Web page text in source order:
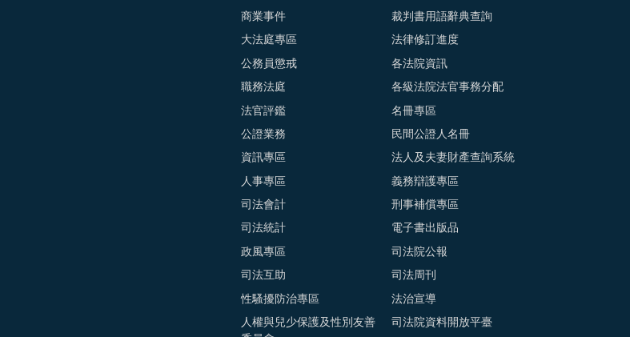
商業事件
大法庭專區
公務員懲戒
職務法庭
法官評鑑
公證業務
資訊專區
人事專區
司法會計
司法統計
政風專區
司法互助
性騷擾防治專區
人權與兒少保護及性別友善
裁判書用語辭典查詢
法律修訂進度
各法院資訊
各級法院法官事務分配
名冊專區
民間公證人名冊
法人及夫妻財產查詢系統
義務辯護專區
刑事補償專區
電子書出版品
司法院公報
司法周刊
法治宣導
司法院資料開放平臺